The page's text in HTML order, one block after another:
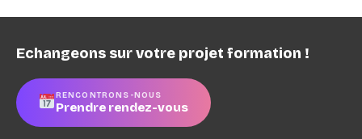
Echangeons sur votre projet formation !
RENCONTRONS-NOUS
Prendre rendez-vous